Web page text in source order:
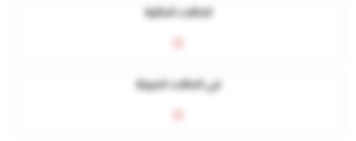
في الحالات الحرجة